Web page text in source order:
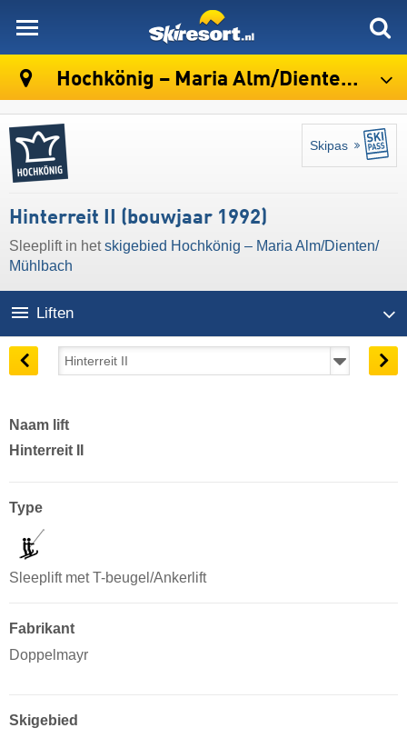
Hochkönig – Maria Alm/​Dienten/​Mühlbach
Skipas
Hinterreit II (bouwjaar 1992)
Sleeplift in hetskigebied Hochkönig – Maria Alm/​Dienten/​
Mühlbach
Liften
Naam lift
Hinterreit II
Type
Sleeplift met T-beugel/Ankerlift
Fabrikant
Doppelmayr
Skigebied